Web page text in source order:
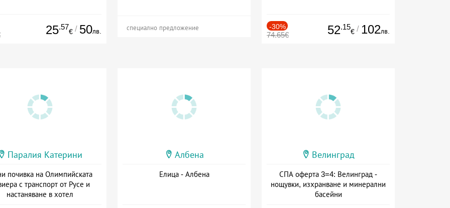
25.57
€ / 50лв. специално предложение -30%
74.65€ 52.15
€ / 102лв.
Паралия Катерини
почивка на Олимпийската
с транспорт от Русе и
настаняване в хотел
Албена
Елица - Албена
Велинград
СПА оферта 3=4: Велинград -
нощувки, изхранване и минерални
басейни